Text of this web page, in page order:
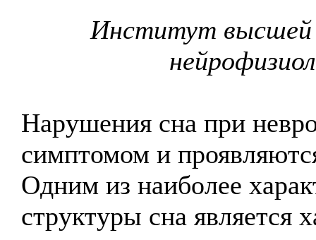
Институт высшей
Нарушения сна при
симптомом и
Одним из наиболее
структуры сна является